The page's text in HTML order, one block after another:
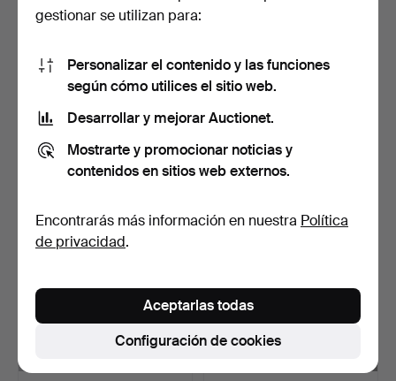
ALFOMBRA, Kilim, aprox.
318 x 155 cm.
Subastado 10 jul 2026
1 puja
106 USD
ALFOMBRA, técnica de
tejido, según se info…
3 pujas
53 USD
gestionar se utilizan para:
Personalizar el contenido y las funciones
según cómo utilices el sitio web.
Desarrollar y mejorar Auctionet.
Mostrarte y promocionar noticias y
contenidos en sitios web externos.
Encontrarás más información en nuestra Política
de privacidad.
Configuración de cookies
Aceptarlas todas